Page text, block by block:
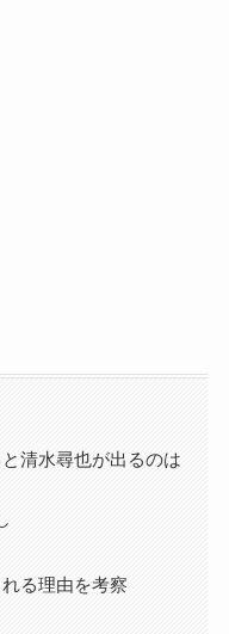
清水尋也が出るのは
る理由を考察